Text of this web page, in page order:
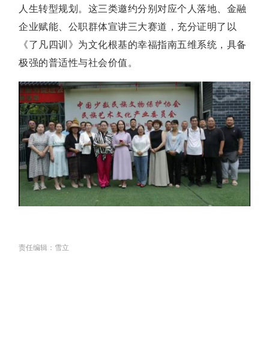
人生转型规划。这三类邀约分别对应个人落地、金融
企业赋能、公职群体宣讲三大赛道，充分证明了以
《了凡四训》为文化根基的幸福指南五维系统，具备
极强的普适性与社会价值。
责任编辑：雪立